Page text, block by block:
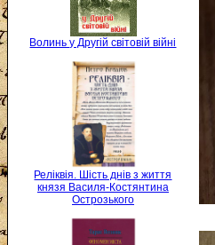
Волинь у Другій світовій війні
Реліквія. Шість днів з життя
князя Василя-Костянтина
Острозького